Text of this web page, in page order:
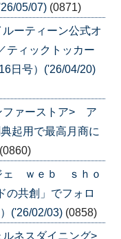
05/07) (0871)
ーティーン公式オ
ティックトッカー
日号）('26/04/20)
ファーストア> ア
起用で最高月商に
(0860)
ジェ ｗｅｂ ｓｈｏ
共創」でフォロ
('26/02/03) (0858)
ネスダイニング>